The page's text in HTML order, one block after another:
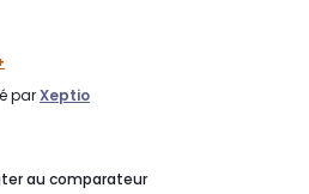
parXeptio
au comparateur